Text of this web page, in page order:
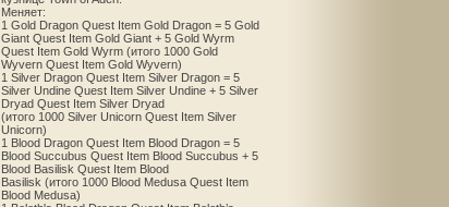
Меняет:
1 Gold Dragon Quest Item Gold Dragon = 5 Gold
Giant Quest Item Gold Giant + 5 Gold Wyrm
Quest Item Gold Wyrm (итого 1000 Gold
Wyvern Quest Item Gold Wyvern)
1 Silver Dragon Quest Item Silver Dragon = 5
Silver Undine Quest Item Silver Undine + 5 Silver
Dryad Quest Item Silver Dryad
(итого 1000 Silver Unicorn Quest Item Silver
Unicorn)
1 Blood Dragon Quest Item Blood Dragon = 5
Blood Succubus Quest Item Blood Succubus + 5
Blood Basilisk Quest Item Blood
Basilisk (итого 1000 Blood Medusa Quest Item
Blood Medusa)